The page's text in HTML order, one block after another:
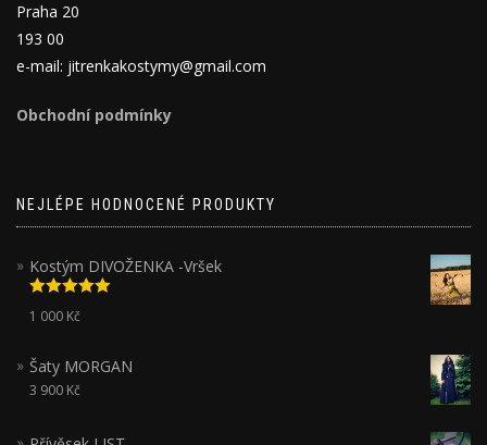
Praha 20
193 00
e-mail: jitrenkakostymy@gmail.com
Obchodní podmínky
NEJLÉPE HODNOCENÉ PRODUKTY
Kostým DIVOŽENKA -Vršek
Hodnocení
5.00z 5
1 000 Kč
Šaty MORGAN
3 900 Kč